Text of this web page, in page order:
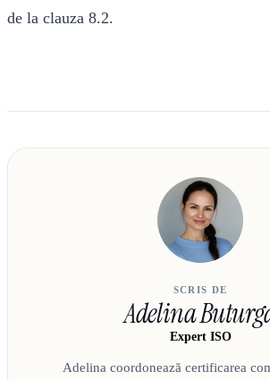
de la clauza 8.2.
SCRIS DE
Adelina
Expert ISO
Adelina coordonează certificarea